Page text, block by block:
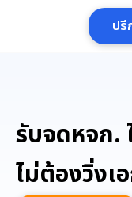
ปรึ
รับจดหจก.
ไม่ต้องวิ่งเ